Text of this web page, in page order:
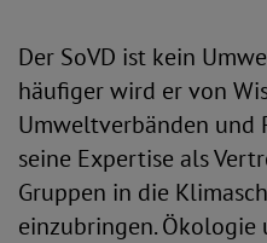
Der SoVD ist kein
häufiger wird er von
Umweltverbänden und
seine Expertise als
Gruppen in die
einzubringen. Ökologie